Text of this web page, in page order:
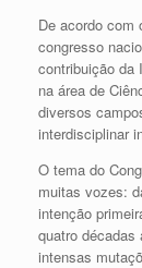
De acordo com
congresso
contribuição da
na área de
diversos
interdisciplinar
O tema do
muitas vozes:
intenção
quatro décadas
intensas